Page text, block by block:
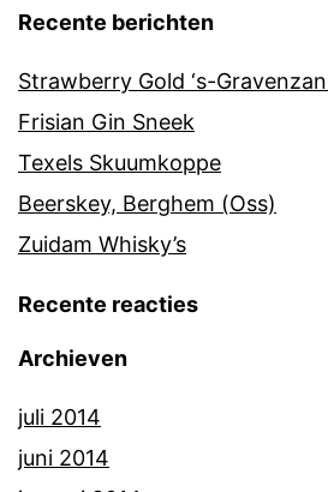
Recente berichten
Strawberry Gold ‘s-
Frisian Gin Sneek
Texels Skuumkoppe
Beerskey, Berghem (Oss)
Zuidam Whisky’s
Recente reacties
Archieven
juli 2014
juni 2014